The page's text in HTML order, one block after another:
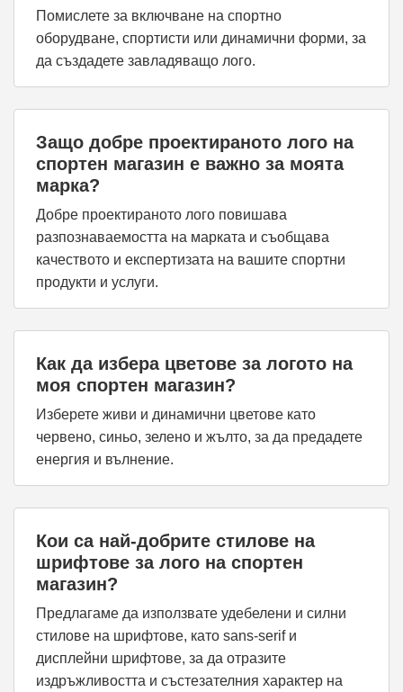
Помислете за включване на спортно
оборудване, спортисти или динамични форми, за
да създадете завладяващо лого.
Защо добре проектираното лого на
спортен магазин е важно за моята
марка?
Добре проектираното лого повишава
разпознаваемостта на марката и съобщава
качеството и експертизата на вашите спортни
продукти и услуги.
Как да избера цветове за логото на
моя спортен магазин?
Изберете живи и динамични цветове като
червено, синьо, зелено и жълто, за да предадете
енергия и вълнение.
Кои са най-добрите стилове на
шрифтове за лого на спортен
магазин?
Предлагаме да използвате удебелени и силни
стилове на шрифтове, като sans-serif и
дисплейни шрифтове, за да отразите
издръжливостта и състезателния характер на